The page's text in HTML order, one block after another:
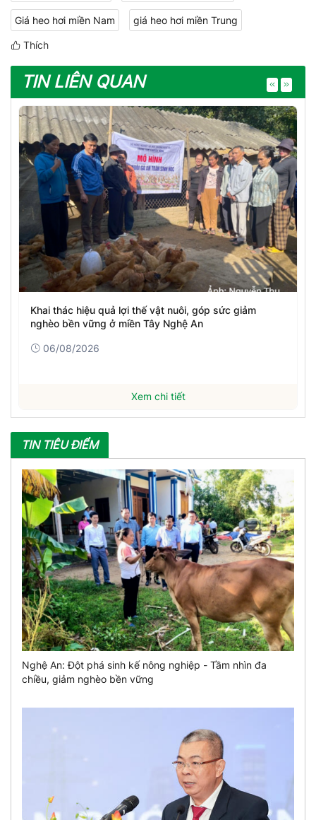
Giá heo hơi miền Nam giá heo hơi miền Trung
Thích
TIN LIÊN QUAN
Khai thác hiệu quả lợi thế vật nuôi, góp sức giảm
nghèo bền vững ở miền Tây Nghệ An
06/08/2026
Xem chi tiết
TIN TIÊU ĐIỂM
Nghệ An: Đột phá sinh kế nông nghiệp - Tầm nhìn đa
chiều, giảm nghèo bền vững